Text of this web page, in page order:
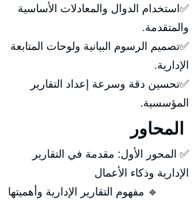
✅استخدام الدوال والمعادلات الأساسية
والمتقدمة.
✅تصميم الرسوم البيانية ولوحات المتابعة
الإدارية.
✅تحسين دقة وسرعة إعداد التقارير
المؤسسية.
✅ المحور الأول: مقدمة في التقارير
الإدارية وذكاء الأعمال
🔹 مفهوم التقارير الإدارية وأهميتها